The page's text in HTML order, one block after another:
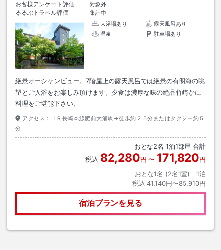
お客様アンケート評価
対象外
るるぶトラベル評価
集計中
大浴場あり
露天風呂あり
温泉
駐車場あり
絶景オーシャンビュー。7階屋上の露天風呂では絶景の有明海の眺
望とご入浴をお楽しみ頂けます。夕食は濃厚な味の絶品竹崎かに
料理をご堪能下さい。
アクセス：
ＪＲ長崎本線肥前大浦駅→徒歩約２５分またはタクシー約５
分
おとな2名 1泊1部屋 合計
税込 82,280円 〜 171,820円
おとな1名 (2名1室)｜ 1泊
税込 41,140円〜85,910円
宿泊プランを見る